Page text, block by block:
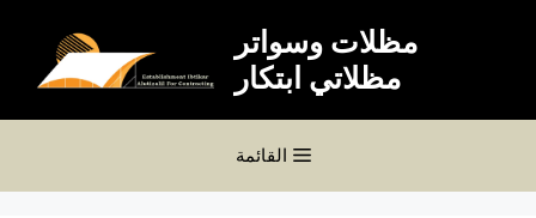
مظلات وسواتر
مظلاتي ابتكار
القائمة